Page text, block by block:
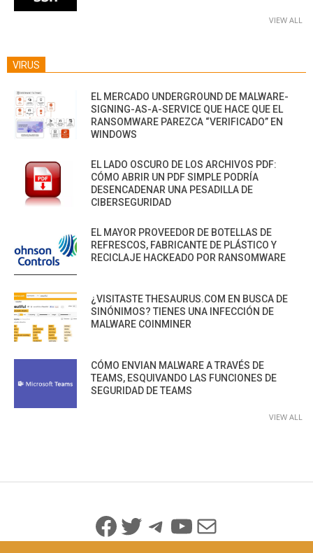
VIEW ALL
VIRUS
EL MERCADO UNDERGROUND DE MALWARE-
SIGNING-AS-A-SERVICE QUE HACE QUE EL
RANSOMWARE PAREZCA “VERIFICADO” EN
WINDOWS
EL LADO OSCURO DE LOS ARCHIVOS PDF:
CÓMO ABRIR UN PDF SIMPLE PODRÍA
DESENCADENAR UNA PESADILLA DE
CIBERSEGURIDAD
EL MAYOR PROVEEDOR DE BOTELLAS DE
REFRESCOS, FABRICANTE DE PLÁSTICO Y
RECICLAJE HACKEADO POR RANSOMWARE
¿VISITASTE THESAURUS.COM EN BUSCA DE
SINÓNIMOS? TIENES UNA INFECCIÓN DE
MALWARE COINMINER
CÓMO ENVIAN MALWARE A TRAVÉS DE
TEAMS, ESQUIVANDO LAS FUNCIONES DE
SEGURIDAD DE TEAMS
VIEW ALL
Facebook
Twitter
Telegram
YouTube
Mail